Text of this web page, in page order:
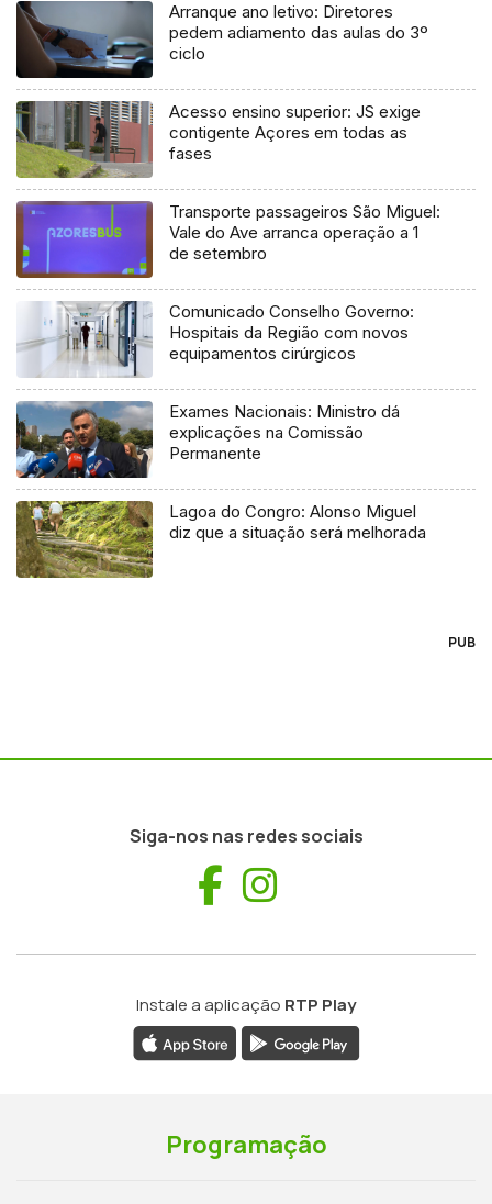
Arranque ano letivo: Diretores
pedem adiamento das aulas do 3º
ciclo
Acesso ensino superior: JS exige
contigente Açores em todas as
fases
Transporte passageiros São Miguel:
Vale do Ave arranca operação a 1
de setembro
Comunicado Conselho Governo:
Hospitais da Região com novos
equipamentos cirúrgicos
Exames Nacionais: Ministro dá
explicações na Comissão
Permanente
Lagoa do Congro: Alonso Miguel
diz que a situação será melhorada
PUB
Siga-nos nas redes sociais
Facebook
Instale a aplicação RTP Play
Programação